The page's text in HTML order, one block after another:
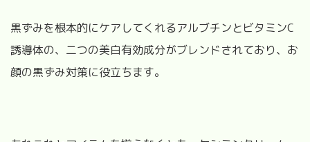
黒ずみを根本的にケアしてくれるアルブチンとビタミンC
誘導体の、二つの美白有効成分がブレンドされており、お
顔の黒ずみ対策に役立ちます。